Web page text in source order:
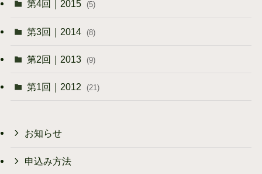
第4回｜2015 (5)
第3回｜2014 (8)
第2回｜2013 (9)
第1回｜2012 (21)
お知らせ
申込み方法